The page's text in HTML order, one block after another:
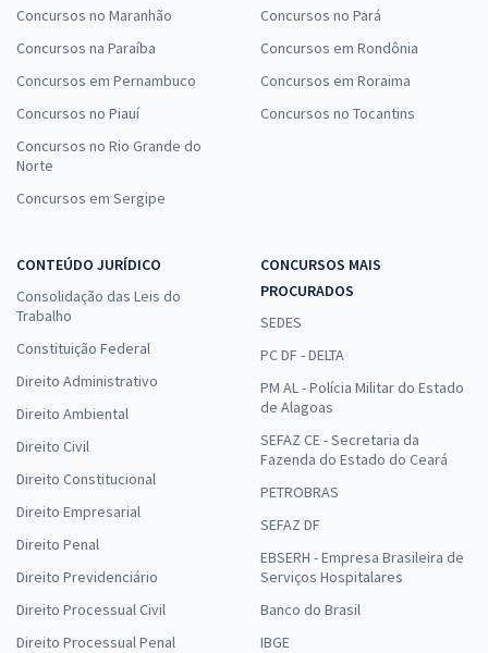
Concursos no Maranhão
Concursos na Paraíba
Concursos em Pernambuco
Concursos no Piauí
Concursos no Rio Grande do
Norte
Concursos em Sergipe
Concursos no Pará
Concursos em Rondônia
Concursos em Roraima
Concursos no Tocantins
CONTEÚDO JURÍDICO
Consolidação das Leis do
Trabalho
Constituição Federal
Direito Administrativo
Direito Ambiental
Direito Civil
Direito Constitucional
Direito Empresarial
Direito Penal
Direito Previdenciário
Direito Processual Civil
Direito Processual Penal
CONCURSOS MAIS
PROCURADOS
SEDES
PC DF - DELTA
PM AL - Polícia Militar do Estado
de Alagoas
SEFAZ CE - Secretaria da
Fazenda do Estado do Ceará
PETROBRAS
SEFAZ DF
EBSERH - Empresa Brasileira de
Serviços Hospitalares
Banco do Brasil
IBGE